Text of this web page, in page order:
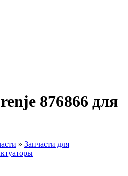
876866 для
» Запчасти для